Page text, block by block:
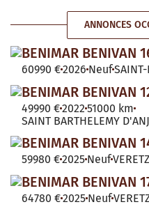
ANNONCES
BENIMAR BENIVAN
60990 €2026 Neuf
BENIMAR BENIVAN
49990 €2022 51000 km
SAINT BARTHELEMY
BENIMAR BENIVAN
59980 €2025 Neuf
BENIMAR BENIVAN
64780 €2025 Neuf